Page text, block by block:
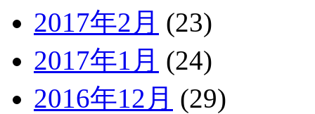
2017年2月 (23)
2017年1月 (24)
2016年12月 (29)